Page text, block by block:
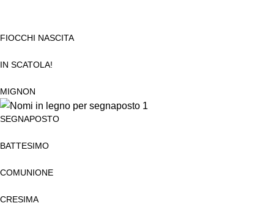
FIOCCHI NASCITA
IN SCATOLA!
MIGNON
SEGNAPOSTO
BATTESIMO
COMUNIONE
CRESIMA